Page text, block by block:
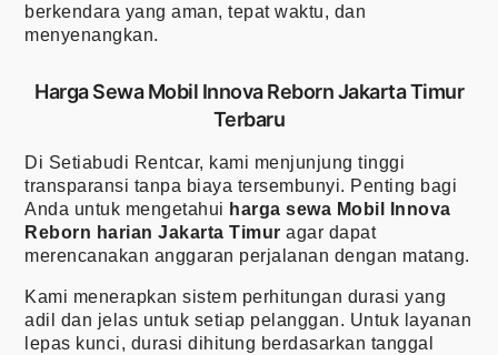
berkendara yang aman, tepat waktu, dan
menyenangkan.
Harga Sewa Mobil Innova Reborn Jakarta Timur
Terbaru
Di Setiabudi Rentcar, kami menjunjung tinggi
transparansi tanpa biaya tersembunyi. Penting bagi
Anda untuk mengetahui harga sewa Mobil Innova
Reborn harian Jakarta Timur agar dapat
merencanakan anggaran perjalanan dengan matang.
Kami menerapkan sistem perhitungan durasi yang
adil dan jelas untuk setiap pelanggan. Untuk layanan
lepas kunci, durasi dihitung berdasarkan tanggal